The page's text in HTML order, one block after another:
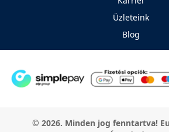
Üzleteink
Blog
© 2026. Minden jog fenntartva!